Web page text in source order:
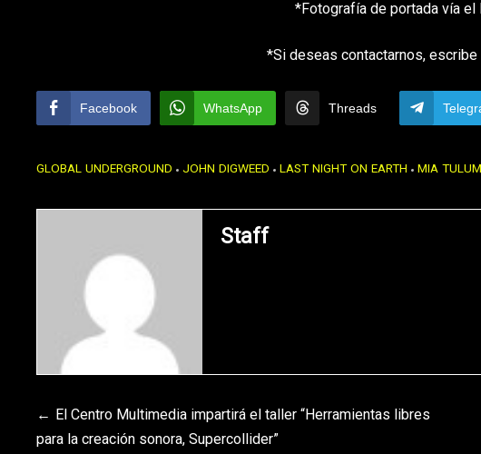
*Fotografía de portada vía el
*Si deseas contactarnos, escribe
Facebook WhatsApp Threads
GLOBAL UNDERGROUND JOHN DIGWEED LAST NIGHT ON EARTH MIA TULUM
Staff
Navegación
El Centro Multimedia impartirá el taller “Herramientas libres
para la creación sonora, Supercollider”